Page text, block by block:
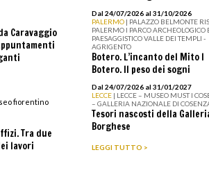
Caravaggio
fiorentino
Tra due
lavori
Dal 24/07/2026 al 31/10/2026
PALERMO | PALAZZO BELMONTE
PALERMO I PARCO ARCHEOLOGICO
PAESAGGISTICO VALLE DEI TEMPLI -
AGRIGENTO
Botero. L’incanto del Mito I
Botero. Il peso dei sogni
Dal 24/07/2026 al 31/01/2027
LECCE | LECCE – MUSEO MUST I
– GALLERIA NAZIONALE DI
Tesori nascosti della
Borghese
LEGGI TUTTO >